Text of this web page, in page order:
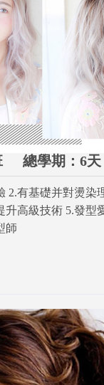
總學期：6天
2.有基礎并對燙染
升高級技術 5.發型
師